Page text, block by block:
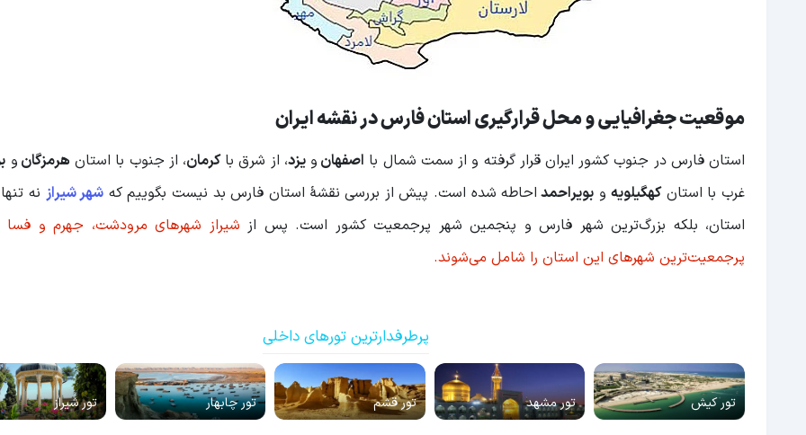
موقعیت جغرافیایی و محل قرارگیری استان فارس در نقشه ایران
استان فارس در جنوب کشور ایران قرار گرفته و از سمت شمال با اصفهان ویزد، از شرق باکرمان، از جنوب با استان هرمزگان و
غرب با استانکهگیلویهوبویراحمد احاطه شده است. پیش از بررسی نقشهٔ استان فارس بد نیست بگوییم که شهر شیراز نه
استان، بلکه بزرگ‌ترین شهر فارس و پنجمین شهر پرجمعیت کشور است. پس از شیراز شهرهای مرودشت، جهرم و فسا
پرجمعیت‌ترین شهرهای این استان را شامل می‌شوند.
پرطرفدارترین تورهای داخلی
تور کیش تور مشهد تور قشم تور چابهار تور شیراز